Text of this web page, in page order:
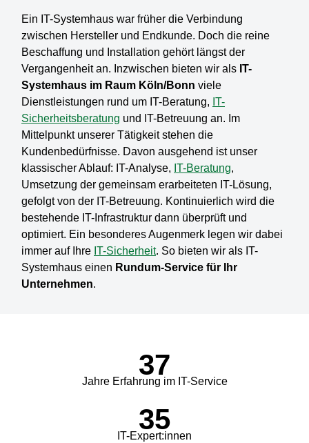
Ein IT-Systemhaus war früher die Verbindung
zwischen Hersteller und Endkunde. Doch die reine
Beschaffung und Installation gehört längst der
Vergangenheit an. Inzwischen bieten wir als IT-
Systemhaus im Raum Köln/Bonn viele
Dienstleistungen rund um IT-Beratung, IT-
Sicherheitsberatung und IT-Betreuung an. Im
Mittelpunkt unserer Tätigkeit stehen die
Kundenbedürfnisse. Davon ausgehend ist unser
klassischer Ablauf: IT-Analyse, IT-Beratung,
Umsetzung der gemeinsam erarbeiteten IT-Lösung,
gefolgt von der IT-Betreuung. Kontinuierlich wird die
bestehende IT-Infrastruktur dann überprüft und
optimiert. Ein besonderes Augenmerk legen wir dabei
immer auf Ihre IT-Sicherheit. So bieten wir als IT-
Systemhaus einen Rundum-Service für Ihr
Unternehmen.
37
Jahre Erfahrung im IT-Service
35
IT-Expert:innen